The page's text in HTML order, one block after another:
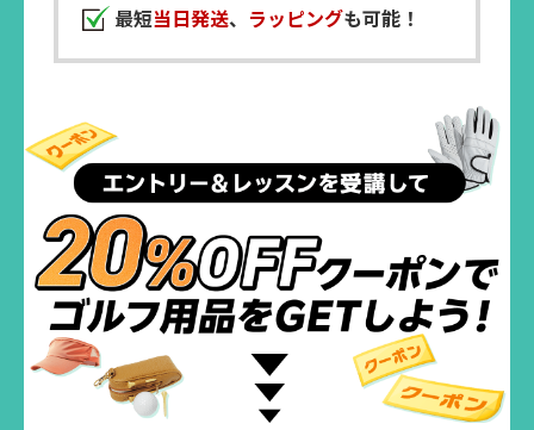
最短当日発送、 ラッピングも可能！